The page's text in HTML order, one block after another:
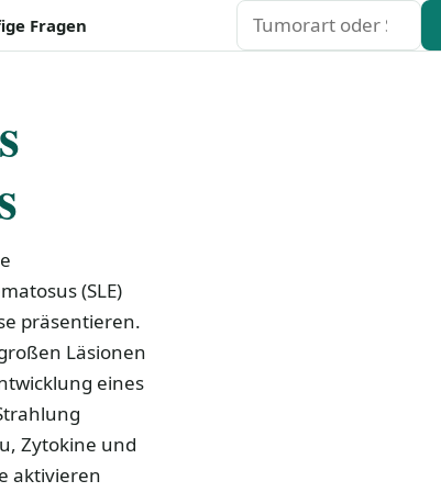
Fragen Suchen
(SLE)
präsentieren.
Läsionen
eines
Zytokine und
aktivieren